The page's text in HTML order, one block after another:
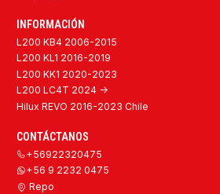
INFORMACIÓN
L200 KB4 2006-2015
L200 KL1 2016-2019
L200 KK1 2020-2023
L200 LC4T 2024 ->
Hilux REVO 2016-2023 Chile
CONTÁCTANOS
+56922320475
+56 9 2232 0475
Repo